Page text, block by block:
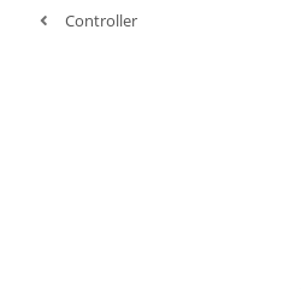
Controller